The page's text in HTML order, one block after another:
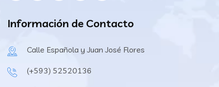
Información de Contacto
Calle Española y Juan José Flores
(+593) 52520136